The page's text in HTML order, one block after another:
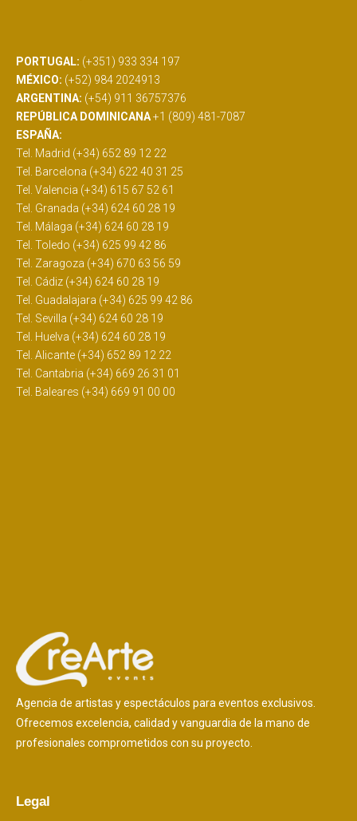
PORTUGAL: (+351) 933 334 197
MÉXICO: (+52) 984 2024913
ARGENTINA: (+54) 911 36757376
REPÚBLICA DOMINICANA+1 (809) 481-7087
ESPAÑA:
Tel. Madrid (+34) 652 89 12 22
Tel. Barcelona (+34) 622 40 31 25
Tel. Valencia (+34) 615 67 52 61
Tel. Granada (+34) 624 60 28 19
Tel. Málaga (+34) 624 60 28 19
Tel. Toledo (+34) 625 99 42 86
Tel. Zaragoza (+34) 670 63 56 59
Tel. Cádiz (+34) 624 60 28 19
Tel. Guadalajara (+34) 625 99 42 86
Tel. Sevilla (+34) 624 60 28 19
Tel. Huelva (+34) 624 60 28 19
Tel. Alicante (+34) 652 89 12 22
Tel. Cantabria (+34) 669 26 31 01
Tel. Baleares (+34) 669 91 00 00
Agencia de artistas y espectáculos para eventos exclusivos.
Ofrecemos excelencia, calidad y vanguardia de la mano de
profesionales comprometidos con su proyecto.
Legal